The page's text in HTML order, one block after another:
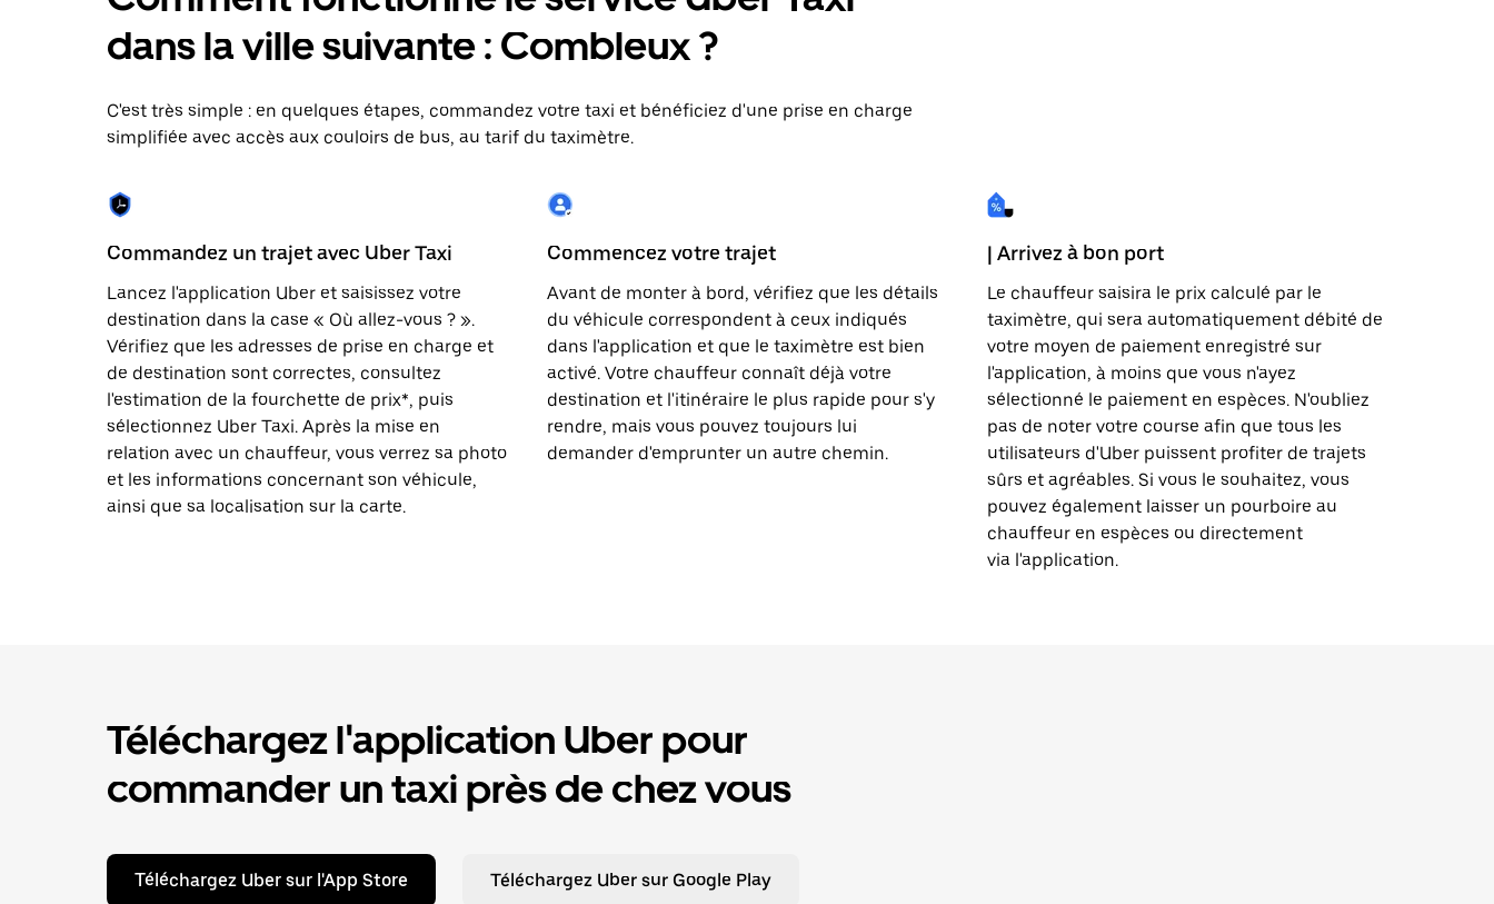
le
et
date.
Appuyez
sur
touche
Échap
fermer
calendrier.
dans la ville suivante : Combleux ?
C'est très simple : en quelques étapes, commandez votre taxi et bénéficiez d'une prise en charge
simplifiée avec accès aux couloirs de bus, au tarif du taximètre.
Commandez un trajet avec Uber Taxi
Lancez l'application Uber et saisissez votre
destination dans la case « Où allez-vous ? ».
Vérifiez que les adresses de prise en charge et
de destination sont correctes, consultez
l'estimation de la fourchette de prix*, puis
sélectionnez Uber Taxi. Après la mise en
relation avec un chauffeur, vous verrez sa photo
et les informations concernant son véhicule,
ainsi que sa localisation sur la carte.
Commencez votre trajet
Avant de monter à bord, vérifiez que les détails
du véhicule correspondent à ceux indiqués
dans l'application et que le taximètre est bien
activé. Votre chauffeur connaît déjà votre
destination et l'itinéraire le plus rapide pour s'y
rendre, mais vous pouvez toujours lui
demander d'emprunter un autre chemin.
| Arrivez à bon port
Le chauffeur saisira le prix calculé par le
taximètre, qui sera automatiquement débité de
votre moyen de paiement enregistré sur
l'application, à moins que vous n'ayez
sélectionné le paiement en espèces. N'oubliez
pas de noter votre course afin que tous les
utilisateurs d'Uber puissent profiter de trajets
sûrs et agréables. Si vous le souhaitez, vous
pouvez également laisser un pourboire au
chauffeur en espèces ou directement
via l'application.
Téléchargez l'application Uber pour
commander un taxi près de chez vous
Téléchargez Uber sur l'App Store Téléchargez Uber sur Google Play